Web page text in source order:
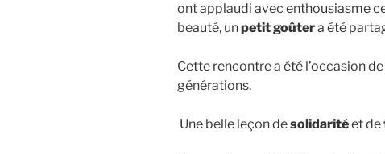
ont applaudi avec enthousiasme
beauté, unpetit goûtera été
Cette rencontre a été l’occasion de
générations.
Une belle leçon desolidaritéet de